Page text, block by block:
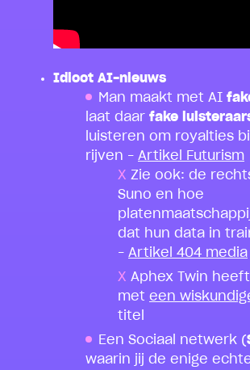
Idioot AI-nieuws
Man maakt met AI
laat daar fake
luisteren om royalties
rijven – Artikel Futurism
Zie ook: de
Suno en hoe
dat hun data in
– Artikel 404 media
Aphex Twin
met een
titel
Een Sociaal netwerk (
waarin jij de enige